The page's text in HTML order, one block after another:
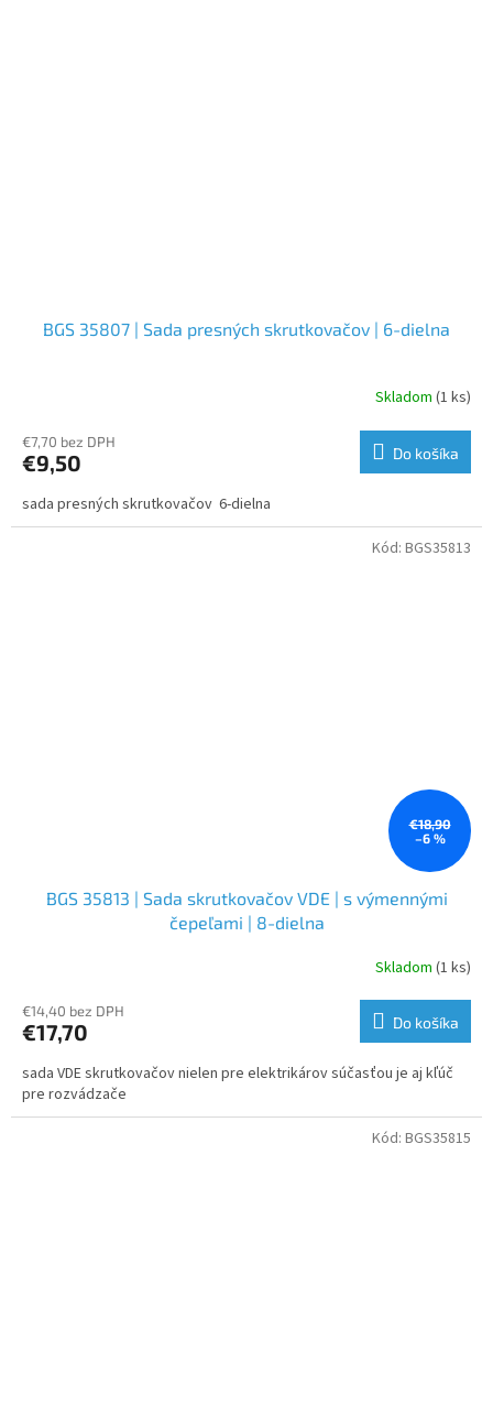
BGS 35807 | Sada presných skrutkovačov | 6-dielna
Skladom (1 ks)
€7,70 bez DPH
€9,50 Do košíka
sada presných skrutkovačov 6-dielna
€18,90
–6 %
BGS 35813 | Sada skrutkovačov VDE | s výmennými
čepeľami | 8-dielna
Skladom (1 ks)
€14,40 bez DPH
€17,70 Do košíka
sada VDE skrutkovačov nielen pre elektrikárov súčasťou je aj kľúč
pre rozvádzače
Kód: BGS35813
Kód: BGS35815